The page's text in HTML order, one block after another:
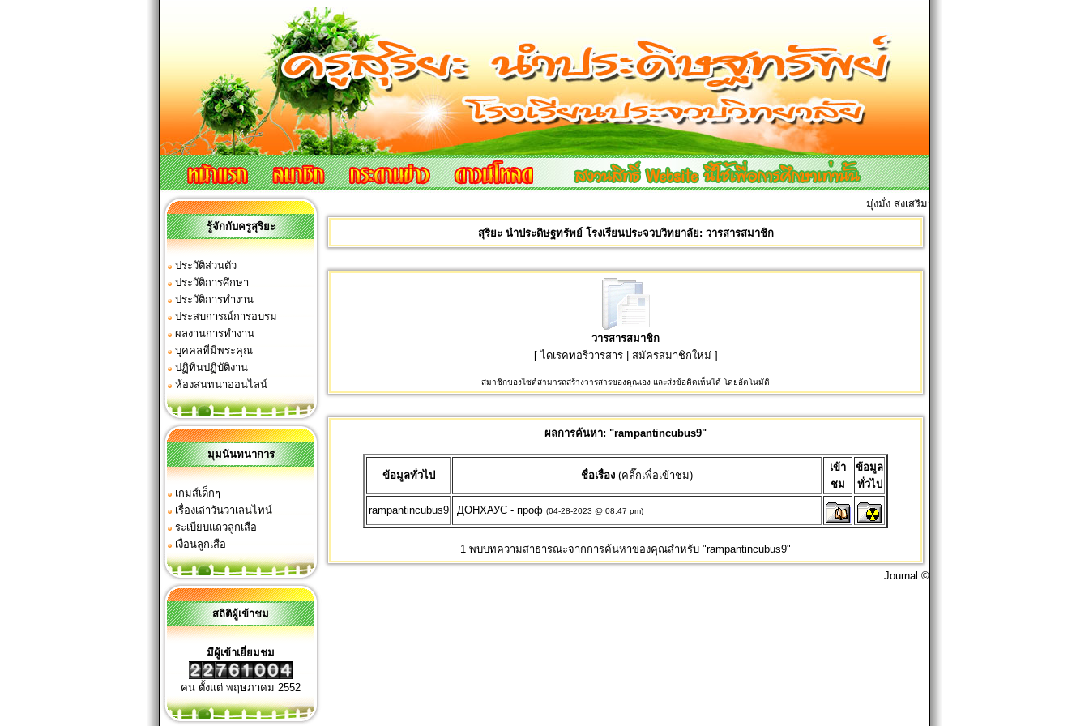
รู้จักกับครูสุริยะ
ประวัติส่วนตัว
ประวัติการศึกษา
ประวัติการทำงาน
ประสบการณ์การอบรม
ผลงานการทำงาน
บุคคลที่มีพระคุณ
ปฏิทินปฏิบัติงาน
ห้องสนทนาออนไลน์
มุมนันทนาการ
เกมส์เด็กๆ
เรื่องเล่าวันวาเลนไทน์
ระเบียบแถวลูกเสือ
เงื่อนลูกเสือ
สถิติผู้เข้าชม
มีผู้เข้าเยี่ยมชม
คน ตั้งแต่ พฤษภาคม 2552
มุ่งมั่ง ส่งเสริมมการเรียนการสอน เพื่อศิษย์ทุกคน
สุริยะ นำประดิษฐทรัพย์ โรงเรียนประจวบวิทยาลัย: วารสารสมาชิก
วารสารสมาชิก
[ไดเรคทอรีวารสาร| สมัครสมาชิกใหม่ ]
สมาชิกของไซต์สามารถสร้างวารสารของคุณเอง และส่งข้อคิดเห็นได้ โดยอัตโนมัติ
ผลการค้นหา: "rampantincubus9"
ข้อมูลทั่วไป ชื่อเรื่อง (คลิ๊กเพื่อเข้าชม)
เข้า
ชม
ข้อมูล
ทั่วไป
rampantincubus9 ДОНХАУС - проф (04-28-2023 @ 08:47 pm)
1 พบบทความสาธารณะจากการค้นหาของคุณสำหรับ "rampantincubus9"
Journal ©